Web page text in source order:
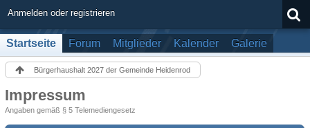
Anmelden oder registrieren
Startseite Forum Mitglieder Kalender Galerie
Bürgerhaushalt 2027 der Gemeinde Heidenrod
Impressum
Angaben gemäß § 5 Telemediengesetz